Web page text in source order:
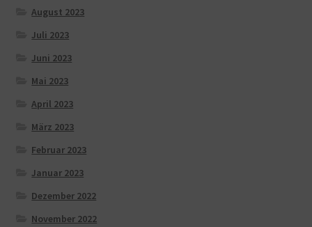
August 2023
Juli 2023
Juni 2023
Mai 2023
April 2023
März 2023
Februar 2023
Januar 2023
Dezember 2022
November 2022